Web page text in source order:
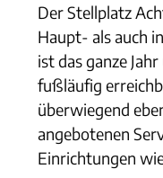
Der Stellplatz
Haupt- als auch
ist das ganze
fußläufig
überwiegend
angebotenen
Einrichtungen